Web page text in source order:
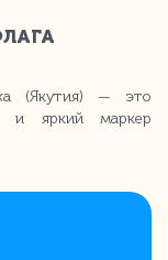
(Якутия) — это
и яркий маркер